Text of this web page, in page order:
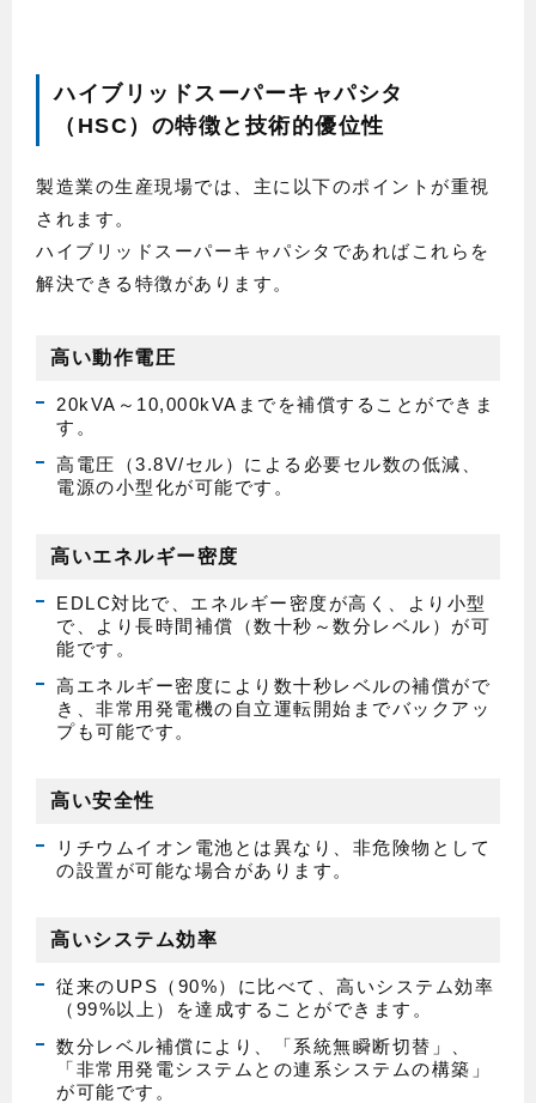
ハイブリッドスーパーキャパシタ
（HSC）の特徴と技術的優位性
製造業の生産現場では、主に以下のポイントが重視
されます。
ハイブリッドスーパーキャパシタであればこれらを
解決できる特徴があります。
高い動作電圧
20kVA～10,000kVAまでを補償することができま
す。
高電圧（3.8V/セル）による必要セル数の低減、
電源の小型化が可能です。
高いエネルギー密度
EDLC対比で、エネルギー密度が高く、より小型
で、より長時間補償（数十秒～数分レベル）が可
能です。
高エネルギー密度により数十秒レベルの補償がで
き、非常用発電機の自立運転開始までバックアッ
プも可能です。
高い安全性
リチウムイオン電池とは異なり、非危険物として
の設置が可能な場合があります。
高いシステム効率
従来のUPS（90%）に比べて、高いシステム効率
（99%以上）を達成することができます。
数分レベル補償により、「系統無瞬断切替」、
「非常用発電システムとの連系システムの構築」
が可能です。